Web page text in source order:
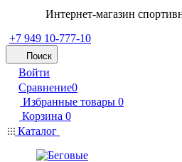
Интернет-магазин
+7 949 10-777-10
Поиск
Войти
Сравнение0
Избранные товары 0
Корзина 0
Каталог